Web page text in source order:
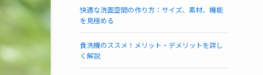
快適な洗面空間の作り方：サイズ、素材、機能
を見極める
食洗機のススメ！メリット・デメリットを詳し
く解説